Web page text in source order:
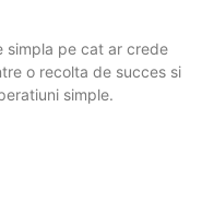
simpla pe cat ar crede
o recolta de succes si
simple.